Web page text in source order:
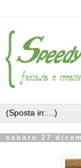
sabato 27